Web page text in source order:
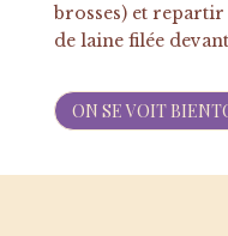
brosses) et
de laine filée
ON SE VOIT